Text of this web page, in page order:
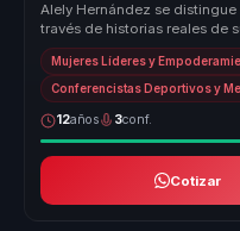
Alely Hernández se
través de historias reales de
en el em...
Mujeres Líderes y
Conferencistas Deportivos y
12años 3conf.
Cotizar